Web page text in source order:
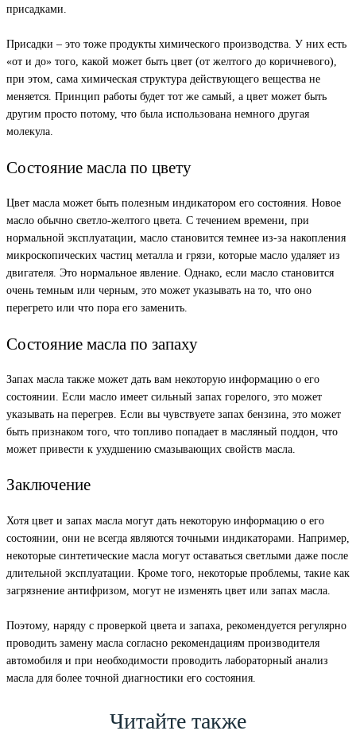
присадками.
Присадки – это тоже продукты химического производства. У них есть
«от и до» того, какой может быть цвет (от желтого до коричневого),
при этом, сама химическая структура действующего вещества не
меняется. Принцип работы будет тот же самый, а цвет может быть
другим просто потому, что была использована немного другая
молекула.
Состояние масла по цвету
Цвет масла может быть полезным индикатором его состояния. Новое
масло обычно светло-желтого цвета. С течением времени, при
нормальной эксплуатации, масло становится темнее из-за накопления
микроскопических частиц металла и грязи, которые масло удаляет из
двигателя. Это нормальное явление. Однако, если масло становится
очень темным или черным, это может указывать на то, что оно
перегрето или что пора его заменить.
Состояние масла по запаху
Запах масла также может дать вам некоторую информацию о его
состоянии. Если масло имеет сильный запах горелого, это может
указывать на перегрев. Если вы чувствуете запах бензина, это может
быть признаком того, что топливо попадает в масляный поддон, что
может привести к ухудшению смазывающих свойств масла.
Заключение
Хотя цвет и запах масла могут дать некоторую информацию о его
состоянии, они не всегда являются точными индикаторами. Например,
некоторые синтетические масла могут оставаться светлыми даже после
длительной эксплуатации. Кроме того, некоторые проблемы, такие как
загрязнение антифризом, могут не изменять цвет или запах масла.
Поэтому, наряду с проверкой цвета и запаха, рекомендуется регулярно
проводить замену масла согласно рекомендациям производителя
автомобиля и при необходимости проводить лабораторный анализ
масла для более точной диагностики его состояния.
Читайте также